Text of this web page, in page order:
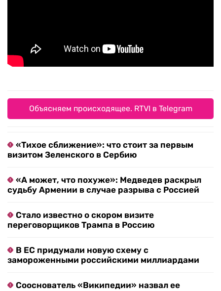
Объясняем происходящее. RTVI в Telegram
«Тихое сближение»: что стоит за первым
визитом Зеленского в Сербию
«А может, что похуже»: Медведев раскрыл
судьбу Армении в случае разрыва с Россией
Стало известно о скором визите
переговорщиков Трампа в Россию
В ЕС придумали новую схему с
замороженными российскими миллиардами
Сооснователь «Википедии» назвал ее